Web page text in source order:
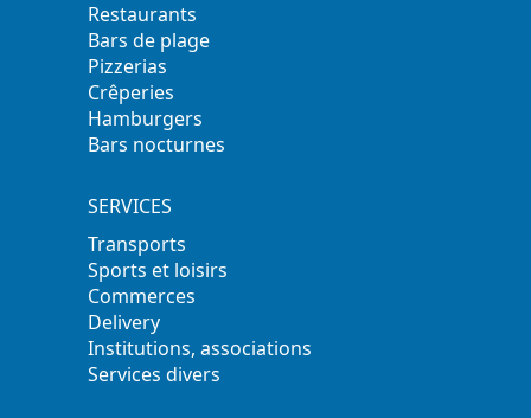
Restaurants
Bars de plage
Pizzerias
Crêperies
Hamburgers
Bars nocturnes
SERVICES
Transports
Sports et loisirs
Commerces
Delivery
Institutions, associations
Services divers